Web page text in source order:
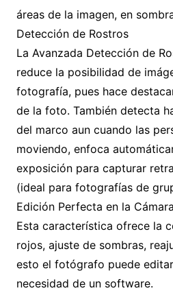
áreas de la imagen, en
Detección de Rostros
La Avanzada Detección de
reduce la posibilidad de
fotografía, pues hace
de la foto. También detecta
del marco aun cuando las
moviendo, enfoca
exposición para capturar
(ideal para fotografías de
Edición Perfecta en la Cámara
Esta característica ofrece la
rojos, ajuste de sombras,
esto el fotógrafo puede
necesidad de un software.